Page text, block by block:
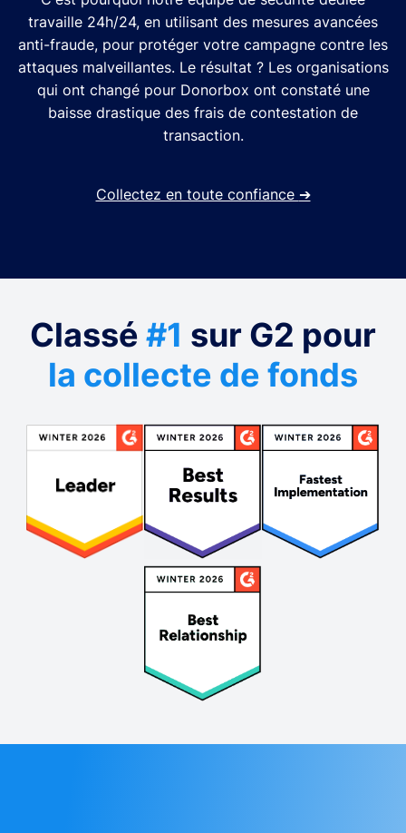
travaille 24h/24, en utilisant des mesures avancées
anti-fraude, pour protéger votre campagne contre les
attaques malveillantes. Le résultat ? Les organisations
qui ont changé pour Donorbox ont constaté une
baisse drastique des frais de contestation de
transaction.
Collectez en toute confiance ➔
Classé #1 sur G2 pour
la collecte de fonds